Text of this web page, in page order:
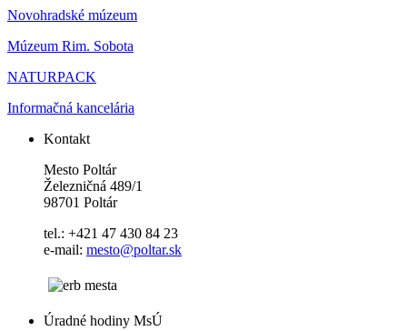
Novohradské múzeum
Múzeum Rim. Sobota
NATURPACK
Informačná kancelária
Kontakt
Mesto Poltár
Železničná 489/1
98701 Poltár
tel.: +421 47 430 84 23
e-mail: mesto@poltar.sk
Úradné hodiny MsÚ